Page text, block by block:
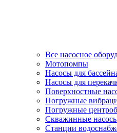
Все насосное
Мотопомпы
Насосы для
Насосы для
Поверхностные
Погружные
Погружные
Скважинные
Станции